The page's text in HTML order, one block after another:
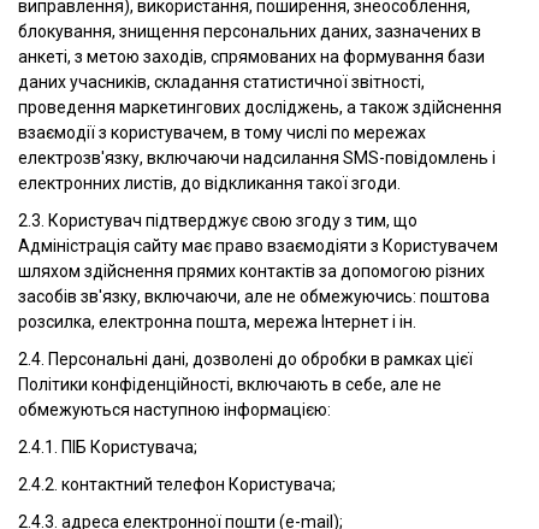
виправлення), використання, поширення, знеособлення,
блокування, знищення персональних даних, зазначених в
анкеті, з метою заходів, спрямованих на формування бази
даних учасників, складання статистичної звітності,
проведення маркетингових досліджень, а також здійснення
взаємодії з користувачем, в тому числі по мережах
електрозв'язку, включаючи надсилання SMS-повідомлень і
електронних листів, до відкликання такої згоди.
2.3. Користувач підтверджує свою згоду з тим, що
Адміністрація сайту має право взаємодіяти з Користувачем
шляхом здійснення прямих контактів за допомогою різних
засобів зв'язку, включаючи, але не обмежуючись: поштова
розсилка, електронна пошта, мережа Інтернет і ін.
2.4. Персональні дані, дозволені до обробки в рамках цієї
Політики конфіденційності, включають в себе, але не
обмежуються наступною інформацією:
2.4.1. ПІБ Користувача;
2.4.2. контактний телефон Користувача;
2.4.3. адреса електронної пошти (e-mail);